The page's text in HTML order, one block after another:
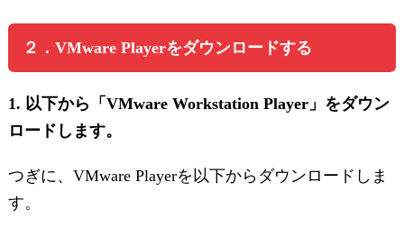
２．VMware Playerをダウンロードする
1. 以下から「VMware Workstation Player」をダウン
ロードします。
つぎに、VMware Playerを以下からダウンロードしま
す。